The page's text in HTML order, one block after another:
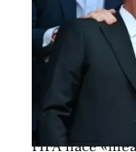
FIFA hace